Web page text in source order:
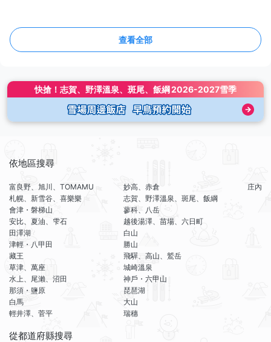
查看全部
快搶！ 志賀、野澤溫泉、斑尾、飯綱2026-2027雪季
依地區搜尋
富良野、旭川、TOMAMU
札幌、新雪谷、喜樂樂
會津・磐梯山
安比、夏油、雫石
田澤湖
津輕・八甲田
藏王
草津、萬座
水上、尾瀨、沼田
那須・鹽原
白馬
輕井澤、菅平
妙高、赤倉
志賀、野澤溫泉、斑尾、飯綱
蓼科、八岳
越後湯澤、苗場、六日町
白山
勝山
飛驒、高山、鷲岳
城崎溫泉
神戶・六甲山
琵琶湖
大山
瑞穗
庄內
從都道府縣搜尋